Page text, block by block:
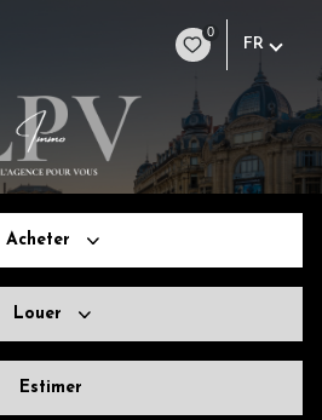
0
FR
Acheter
Louer
Estimer